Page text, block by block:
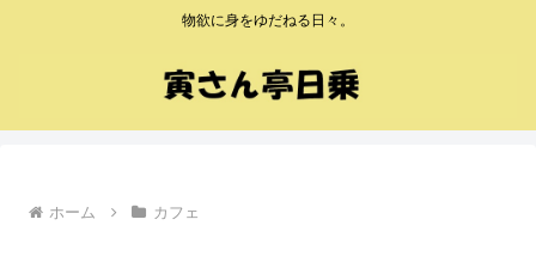
物欲に身をゆだねる日々。
ホーム カフェ